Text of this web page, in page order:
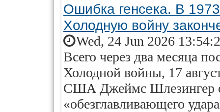
Ошибка генсека. В
Холодную войну
Wed, 24 Jun 2026
Всего через два месяца
Холодной войны, 17
США Джеймс Шлезингер
«обезглавливающего